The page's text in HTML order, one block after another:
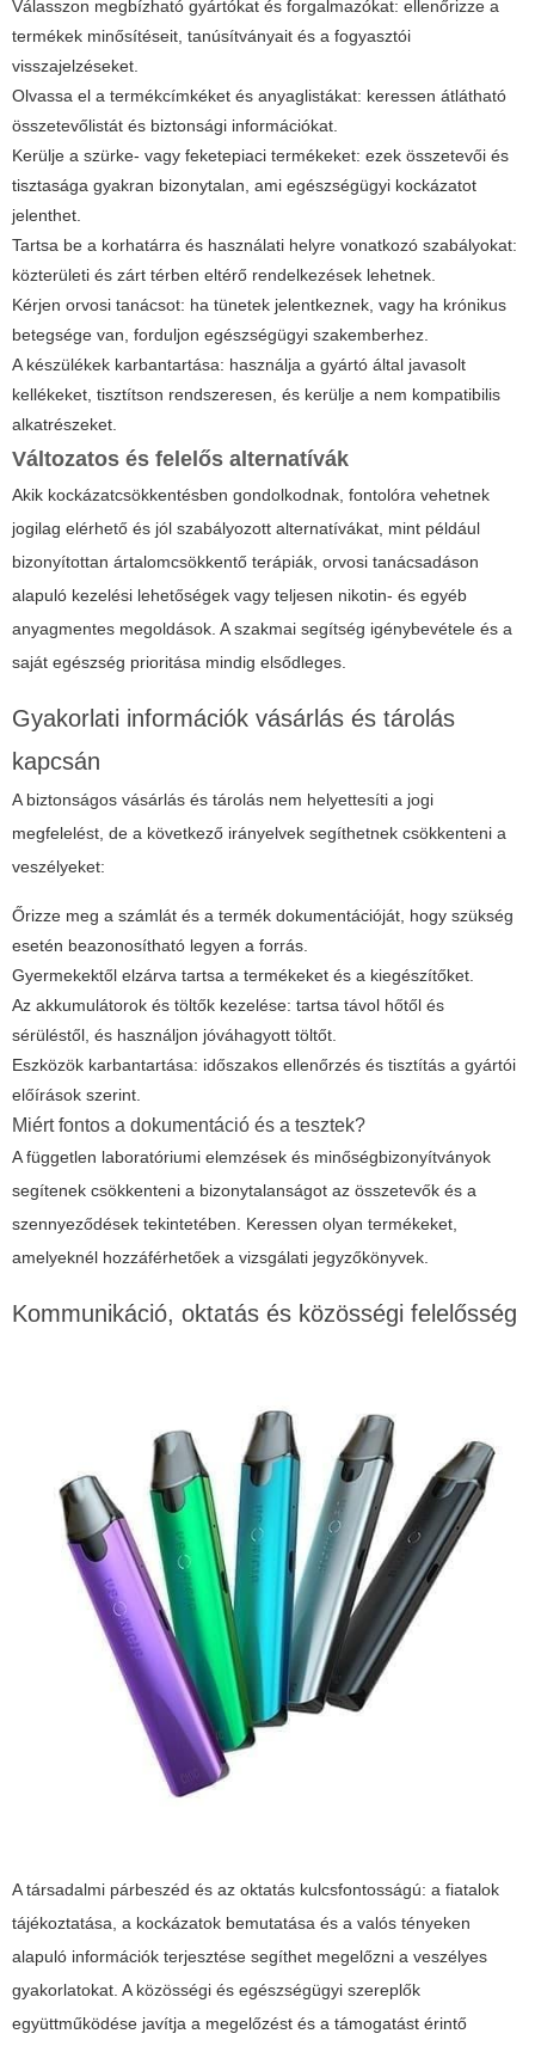
Válasszon megbízható gyártókat és forgalmazókat: ellenőrizze a
termékek minősítéseit, tanúsítványait és a fogyasztói
visszajelzéseket.
Olvassa el a termékcímkéket és anyaglistákat: keressen átlátható
összetevőlistát és biztonsági információkat.
Kerülje a szürke- vagy feketepiaci termékeket: ezek összetevői és
tisztasága gyakran bizonytalan, ami egészségügyi kockázatot
jelenthet.
Tartsa be a korhatárra és használati helyre vonatkozó szabályokat:
közterületi és zárt térben eltérő rendelkezések lehetnek.
Kérjen orvosi tanácsot: ha tünetek jelentkeznek, vagy ha krónikus
betegsége van, forduljon egészségügyi szakemberhez.
A készülékek karbantartása: használja a gyártó által javasolt
kellékeket, tisztítson rendszeresen, és kerülje a nem kompatibilis
alkatrészeket.
Változatos és felelős alternatívák
Akik kockázatcsökkentésben gondolkodnak, fontolóra vehetnek
jogilag elérhető és jól szabályozott alternatívákat, mint például
bizonyítottan ártalomcsökkentő terápiák, orvosi tanácsadáson
alapuló kezelési lehetőségek vagy teljesen nikotin- és egyéb
anyagmentes megoldások. A szakmai segítség igénybevétele és a
saját egészség prioritása mindig elsődleges.
Gyakorlati információk vásárlás és tárolás
kapcsán
A biztonságos vásárlás és tárolás nem helyettesíti a jogi
megfelelést, de a következő irányelvek segíthetnek csökkenteni a
veszélyeket:
Őrizze meg a számlát és a termék dokumentációját, hogy szükség
esetén beazonosítható legyen a forrás.
Gyermekektől elzárva tartsa a termékeket és a kiegészítőket.
Az akkumulátorok és töltők kezelése: tartsa távol hőtől és
sérüléstől, és használjon jóváhagyott töltőt.
Eszközök karbantartása: időszakos ellenőrzés és tisztítás a gyártói
előírások szerint.
Miért fontos a dokumentáció és a tesztek?
A független laboratóriumi elemzések és minőségbizonyítványok
segítenek csökkenteni a bizonytalanságot az összetevők és a
szennyeződések tekintetében. Keressen olyan termékeket,
amelyeknél hozzáférhetőek a vizsgálati jegyzőkönyvek.
Kommunikáció, oktatás és közösségi felelősség
A társadalmi párbeszéd és az oktatás kulcsfontosságú: a fiatalok
tájékoztatása, a kockázatok bemutatása és a valós tényeken
alapuló információk terjesztése segíthet megelőzni a veszélyes
gyakorlatokat. A közösségi és egészségügyi szereplők
együttműködése javítja a megelőzést és a támogatást érintő